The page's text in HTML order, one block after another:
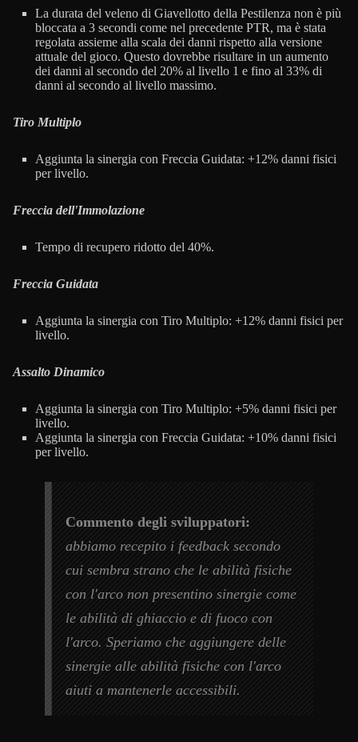
La durata del veleno di Giavellotto della Pestilenza non è più
bloccata a 3 secondi come nel precedente PTR, ma è stata
regolata assieme alla scala dei danni rispetto alla versione
attuale del gioco. Questo dovrebbe risultare in un aumento
dei danni al secondo del 20% al livello 1 e fino al 33% di
danni al secondo al livello massimo.
Tiro Multiplo
Aggiunta la sinergia con Freccia Guidata: +12% danni fisici
per livello.
Freccia dell'Immolazione
Tempo di recupero ridotto del 40%.
Freccia Guidata
Aggiunta la sinergia con Tiro Multiplo: +12% danni fisici per
livello.
Assalto Dinamico
Aggiunta la sinergia con Tiro Multiplo: +5% danni fisici per
livello.
Aggiunta la sinergia con Freccia Guidata: +10% danni fisici
per livello.
Commento degli sviluppatori:
abbiamo recepito i feedback secondo
cui sembra strano che le abilità fisiche
con l'arco non presentino sinergie come
le abilità di ghiaccio e di fuoco con
l'arco. Speriamo che aggiungere delle
sinergie alle abilità fisiche con l'arco
aiuti a mantenerle accessibili.